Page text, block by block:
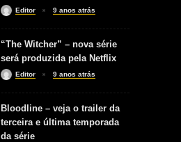
Editor 9 anos atrás
“The Witcher” – nova série
será produzida pela Netflix
Editor 9 anos atrás
Bloodline – veja o trailer da
terceira e última temporada
da série